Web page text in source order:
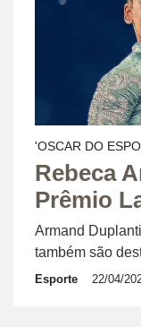
'OSCAR DO
Rebeca
Prêmio
Armand
também são
Esporte 22/04/